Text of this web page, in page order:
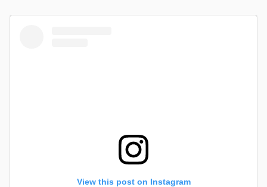
View this post on Instagram